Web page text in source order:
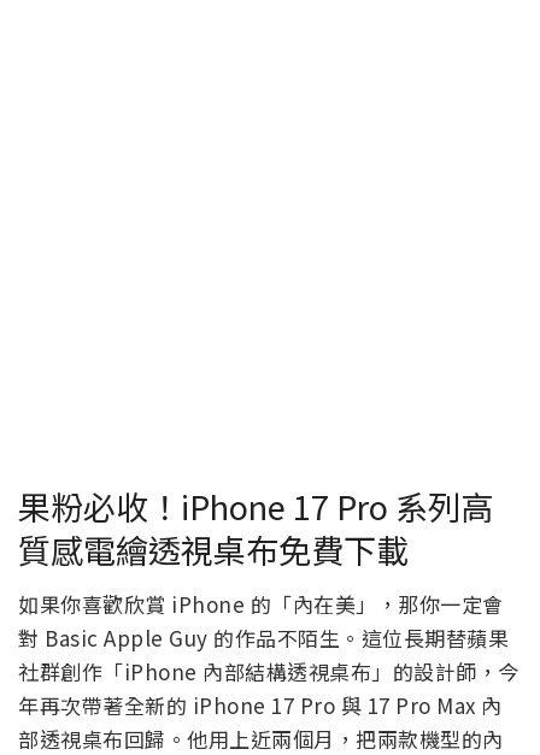
果粉必收！iPhone 17 Pro 系列高
質感電繪透視桌布免費下載
如果你喜歡欣賞 iPhone 的「內在美」，那你一定會
對 Basic Apple Guy 的作品不陌生。這位長期替蘋果
社群創作「iPhone 內部結構透視桌布」的設計師，今
年再次帶著全新的 iPhone 17 Pro 與 17 Pro Max 內
部透視桌布回歸。他用上近兩個月，把兩款機型的內